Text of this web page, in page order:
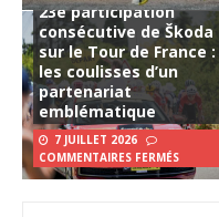
23e participation
consécutive de Škoda
sur le Tour de France :
les coulisses d’un
partenariat
emblématique
7 JUILLET 2026
COMMENTAIRES FERMÉS